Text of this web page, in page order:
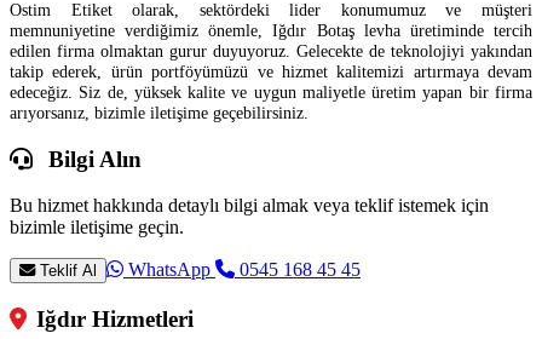
Ostim Etiket olarak, sektördeki lider konumumuz ve müşteri
memnuniyetine verdiğimiz önemle, Iğdır Botaş levha üretiminde tercih
edilen firma olmaktan gurur duyuyoruz. Gelecekte de teknolojiyi yakından
takip ederek, ürün portföyümüzü ve hizmet kalitemizi artırmaya devam
edeceğiz. Siz de, yüksek kalite ve uygun maliyetle üretim yapan bir firma
arıyorsanız, bizimle iletişime geçebilirsiniz.
Bilgi Alın
Bu hizmet hakkında detaylı bilgi almak veya teklif istemek için
bizimle iletişime geçin.
Teklif Al WhatsApp 0545 168 45 45
Iğdır Hizmetleri